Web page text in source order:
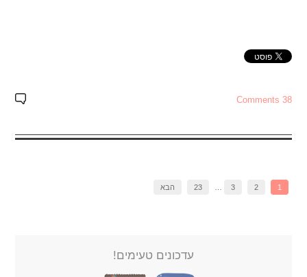
38 Comments
1
2
3
23 הבא
עדכונים טעימים!